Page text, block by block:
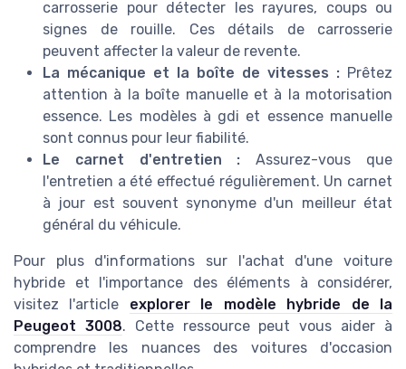
carrosserie pour détecter les rayures, coups ou
signes de rouille. Ces détails de carrosserie
peuvent affecter la valeur de revente.
La mécanique et la boîte de vitesses : Prêtez
attention à la boîte manuelle et à la motorisation
essence. Les modèles à gdi et essence manuelle
sont connus pour leur fiabilité.
Le carnet d'entretien : Assurez-vous que
l'entretien a été effectué régulièrement. Un carnet
à jour est souvent synonyme d'un meilleur état
général du véhicule.
Pour plus d'informations sur l'achat d'une voiture
hybride et l'importance des éléments à considérer,
visitez l'article explorer le modèle hybride de la
Peugeot 3008. Cette ressource peut vous aider à
comprendre les nuances des voitures d'occasion